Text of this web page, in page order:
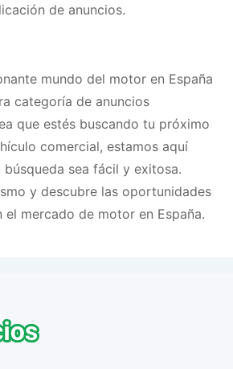
de anuncios.
mundo del motor en España
categoría de anuncios
que estés buscando tu próximo
comercial, estamos aquí
sea fácil y exitosa.
y descubre las oportunidades
el mercado de motor en España.